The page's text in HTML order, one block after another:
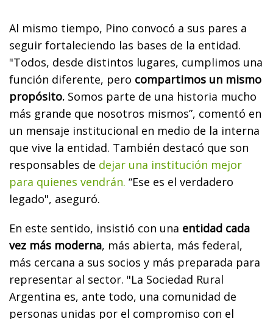
Al mismo tiempo, Pino convocó a sus pares a
seguir fortaleciendo las bases de la entidad.
"Todos, desde distintos lugares, cumplimos una
función diferente, pero compartimos un mismo
propósito. Somos parte de una historia mucho
más grande que nosotros mismos”, comentó en
un mensaje institucional en medio de la interna
que vive la entidad. También destacó que son
responsables de dejar una institución mejor
para quienes vendrán. “Ese es el verdadero
legado", aseguró.
En este sentido, insistió con una entidad cada
vez más moderna, más abierta, más federal,
más cercana a sus socios y más preparada para
representar al sector. "La Sociedad Rural
Argentina es, ante todo, una comunidad de
personas unidas por el compromiso con el